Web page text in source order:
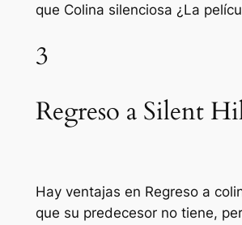
que Colina silenciosa ¿La
3
Regreso a Silent
Hay ventajas en Regreso a
que su predecesor no tiene,